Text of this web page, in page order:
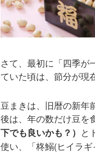
さて、最初に「四季が
ていた頃は、節分が現
豆まきは、旧暦の新年
後は、年の数だけ豆を
下でも良いかも？） と
使い、「柊鰯(ヒイラギ